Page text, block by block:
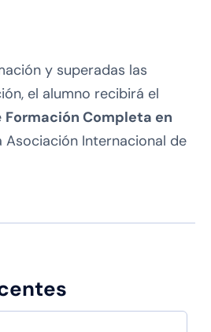
y superadas las
el alumno recibirá el
Formación Completa en
Asociación Internacional de